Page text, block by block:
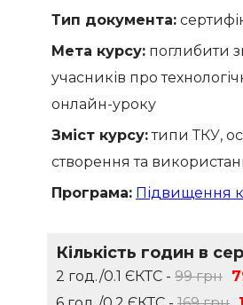
Тип документа:
Мета курсу: поглибити
учасників про
онлайн-уроку
Зміст курсу:типи ТКУ,
створення та
Програма: Підвищення
Кількість годин в
2 год./0.1 ЄКТС - 99 грн